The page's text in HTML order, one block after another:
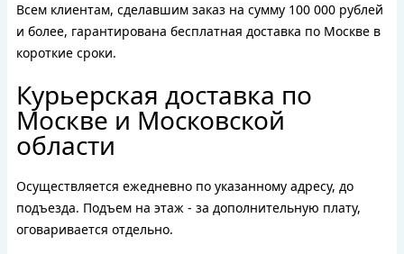
Всем клиентам, сделавшим заказ на сумму 100 000 рублей
и более, гарантирована бесплатная доставка по Москве в
короткие сроки.
Курьерская доставка по
Москве и Московской
области
Осуществляется ежедневно по указанному адресу, до
подъезда. Подъем на этаж - за дополнительную плату,
оговаривается отдельно.